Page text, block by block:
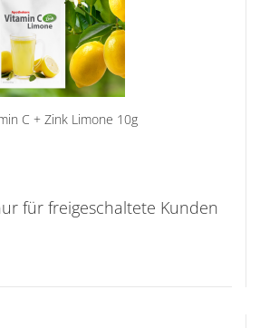
C + Zink Limone 10g
für freigeschaltete Kunden